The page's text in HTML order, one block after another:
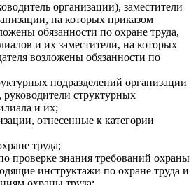
организации), заместители
на которых приказом
обязанности по охране труда,
и их заместители, на которых
возложены обязанности по
подразделений организации
руководители структурных
и их;
отнесенные к категории
труда;
проверке знания требований охраны
инструктажи по охране труда и